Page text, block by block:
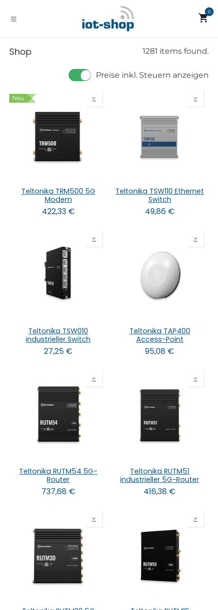
0
Shop 1281 items found.
Preise inkl. Steuern anzeigen
Neu
Teltonika TRM500 5G
Modem
422,33€
Teltonika TSW110 Ethernet
Switch
49,86€
Teltonika TSW010
industrieller Switch
27,25 €
Teltonika TAP400
Access-Point
95,08 €
Teltonika RUTM54 5G-
Router
737,68€
Teltonika RUTM51
industrieller 5G-Router
416,38 €